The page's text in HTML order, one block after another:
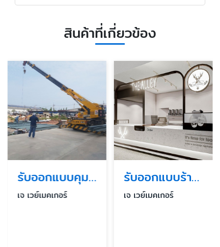
สินค้าที่เกี่ยวข้อง
รับออกแบบคุมงานก่อสร้างอาคารสูง
เจ เวย์เมคเกอร์
รับออกแบบร้านค้า ร้านอาหารในห้าง
เจ เวย์เมคเกอร์